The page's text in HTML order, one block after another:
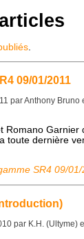
.
09/01/2011
par Anthony Bruno
Romano Garnier
toute dernière
SR4 09/01/
par K.H. (Ultyme)